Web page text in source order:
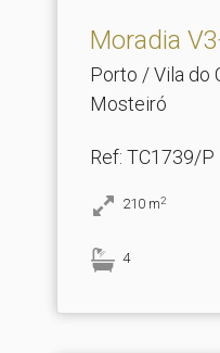
Moradia
Porto / Vila do
Mosteiró
Ref: TC1739/P
210 m2
4